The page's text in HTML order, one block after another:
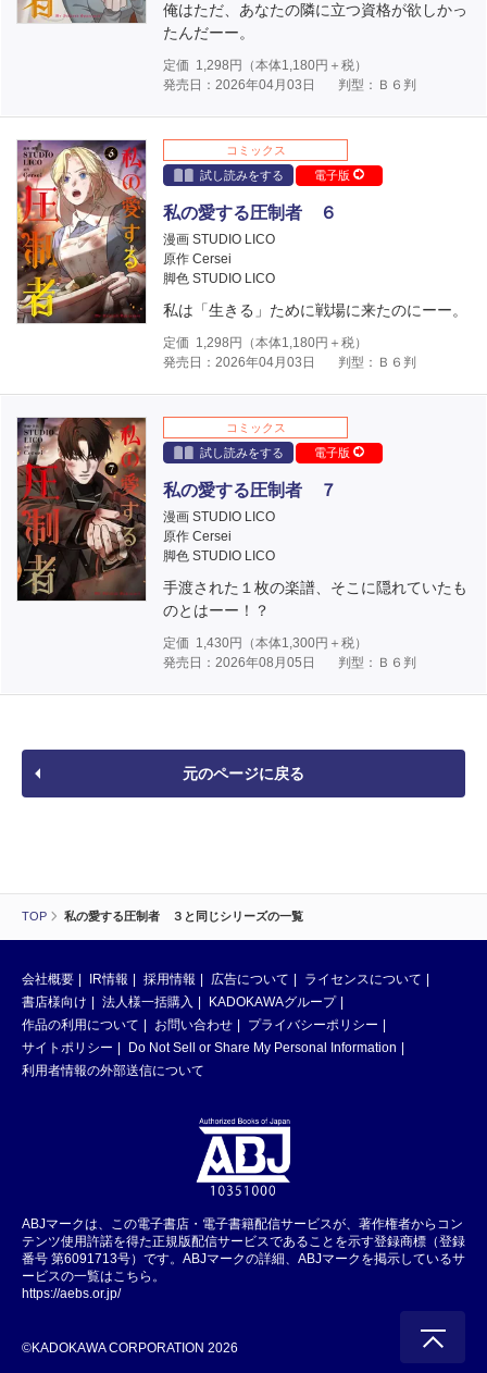
TOP 私の愛する圧制者 ３と同じシリーズの一覧
俺はただ、あなたの隣に立つ資格が欲しかっ
たんだーー。
定価 1,298 円（本体1,180円＋税）
発売日：2026年04月03日
判型：Ｂ６判
コミックス
試し読みをする
電子版
私の愛する圧制者 ６
漫画 STUDIO LICO
原作 Cersei
脚色 STUDIO LICO
私は「生きる」ために戦場に来たのにーー。
定価 1,298 円（本体1,180円＋税）
発売日：2026年04月03日
判型：Ｂ６判
コミックス
試し読みをする
電子版
私の愛する圧制者 ７
漫画 STUDIO LICO
原作 Cersei
脚色 STUDIO LICO
手渡された１枚の楽譜、そこに隠れていたも
のとはーー！？
定価 1,430円（本体1,300円＋税）
発売日：2026年08月05日
判型：Ｂ６判
元のページに戻る
会社概要 IR情報 採用情報 広告について
ライセンスについて
書店様向け
法人様一括購入
KADOKAWAグループ
作品の利用について
お問い合わせ
プライバシーポリシー
サイトポリシー
Do Not Sell or Share My Personal Information
利用者情報の外部送信について
ABJマークは、この電子書店・電子書籍配信サービスが、著作権者からコン
テンツ使用許諾を得た正規版配信サービスであることを示す登録商標（登録
番号 第6091713号）です。ABJマークの詳細、ABJマークを掲示しているサ
ービスの一覧はこちら。
https://aebs.or.jp/
©KADOKAWA CORPORATION 2026